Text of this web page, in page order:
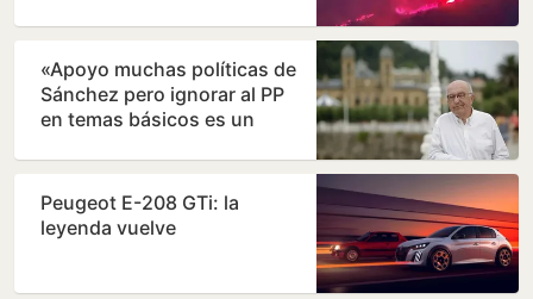
«Apoyo muchas políticas de
Sánchez pero ignorar al PP
en temas básicos es un
Peugeot E-208 GTi: la
leyenda vuelve